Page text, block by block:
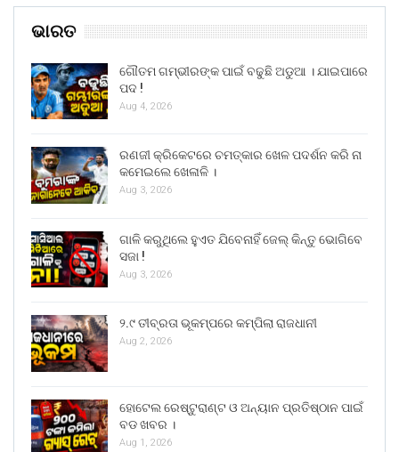
ଭାରତ
ଗୌତମ ଗମ୍ଭୀରଙ୍କ ପାଇଁ ବଢୁଛି ଅଡୁଆ । ଯାଇପାରେ
ପଦ !
Aug 4, 2026
ରଣଜୀ କ୍ରିକେଟରେ ଚମତ୍କାର ଖେଳ ପଦର୍ଶନ କରି ନା
କମେଇଲେ ଖେଳାଳି ।
Aug 3, 2026
ଗାଳି କରୁଥିଲେ ହୁଏତ ଯିବେନାହିଁ ଜେଲ୍ କିନ୍ତୁ ଭୋଗିବେ
ସଜା !
Aug 3, 2026
୨.୯ ତୀବ୍ରତା ଭୂକମ୍ପରେ କମ୍ପିଲା ରାଜଧାନୀ
Aug 2, 2026
ହୋଟେଲ ରେଷ୍ଟୁରାଣ୍ଟ ଓ ଅନ୍ୟାନ ପ୍ରତିଷ୍ଠାନ ପାଇଁ
ବଡ ଖବର ।
Aug 1, 2026